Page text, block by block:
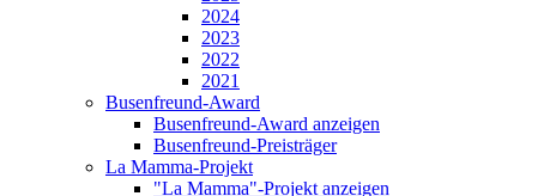
2024
2023
2022
2021
Busenfreund-Award
Busenfreund-Award anzeigen
Busenfreund-Preisträger
La Mamma-Projekt
"La Mamma"-Projekt anzeigen